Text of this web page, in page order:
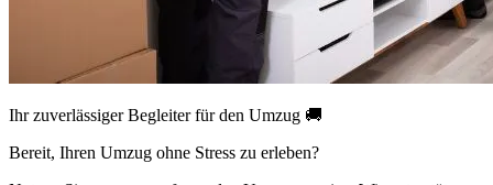
Ihr zuverlässiger Begleiter für den Umzug 🚚
Bereit, Ihren Umzug ohne Stress zu erleben?